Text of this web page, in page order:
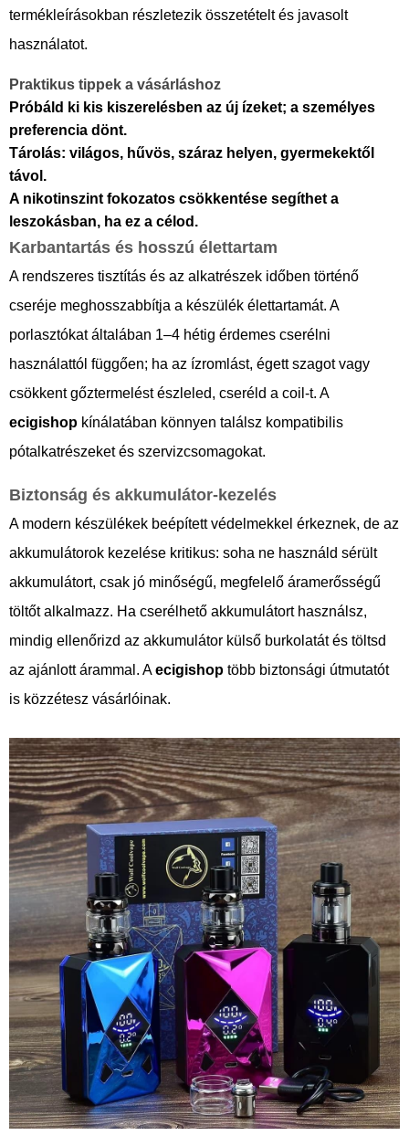
termékleírásokban részletezik összetételt és javasolt
használatot.
Praktikus tippek a vásárláshoz
Próbáld ki kis kiszerelésben az új ízeket; a személyes
preferencia dönt.
Tárolás: világos, hűvös, száraz helyen, gyermekektől
távol.
A nikotinszint fokozatos csökkentése segíthet a
leszokásban, ha ez a célod.
Karbantartás és hosszú élettartam
A rendszeres tisztítás és az alkatrészek időben történő
cseréje meghosszabbítja a készülék élettartamát. A
porlasztókat általában 1–4 hétig érdemes cserélni
használattól függően; ha az ízromlást, égett szagot vagy
csökkent gőztermelést észleled, cseréld a coil-t. A
ecigishop kínálatában könnyen találsz kompatibilis
pótalkatrészeket és szervizcsomagokat.
Biztonság és akkumulátor-kezelés
A modern készülékek beépített védelmekkel érkeznek, de az
akkumulátorok kezelése kritikus: soha ne használd sérült
akkumulátort, csak jó minőségű, megfelelő áramerősségű
töltőt alkalmazz. Ha cserélhető akkumulátort használsz,
mindig ellenőrizd az akkumulátor külső burkolatát és töltsd
az ajánlott árammal. Aecigishop több biztonsági útmutatót
is közzétesz vásárlóinak.